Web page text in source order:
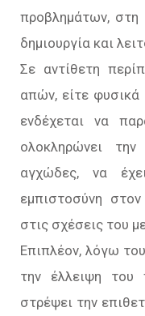
προβλημάτων, στη
δημιουργία και
Σε αντίθετη
απών, είτε φυσικά
ενδέχεται να
ολοκληρώνει
αγχώδες, να
εμπιστοσύνη
στις σχέσεις του
Επιπλέον, λόγω
την έλλειψη του
στρέψει την